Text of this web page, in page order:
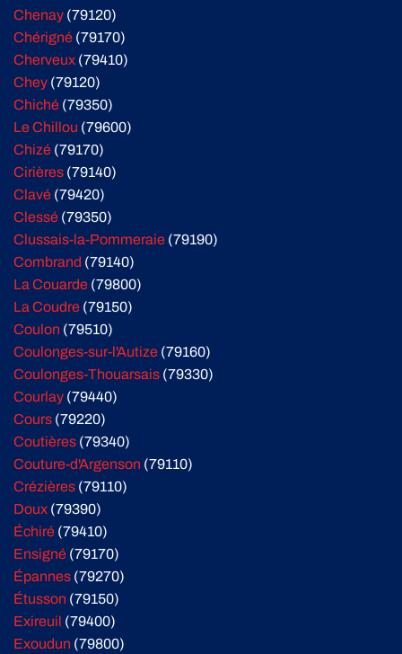
Chenay (79120)
Chérigné (79170)
Cherveux (79410)
Chey (79120)
Chiché (79350)
Le Chillou (79600)
Chizé (79170)
Cirières (79140)
Clavé (79420)
Clessé (79350)
Clussais-la-Pommeraie (79190)
Combrand (79140)
La Couarde (79800)
La Coudre (79150)
Coulon (79510)
Coulonges-sur-l'Autize (79160)
Coulonges-Thouarsais (79330)
Courlay (79440)
Cours (79220)
Coutières (79340)
Couture-d'Argenson (79110)
Crézières (79110)
Doux (79390)
Échiré (79410)
Ensigné (79170)
Épannes (79270)
Étusson (79150)
Exireuil (79400)
Exoudun (79800)